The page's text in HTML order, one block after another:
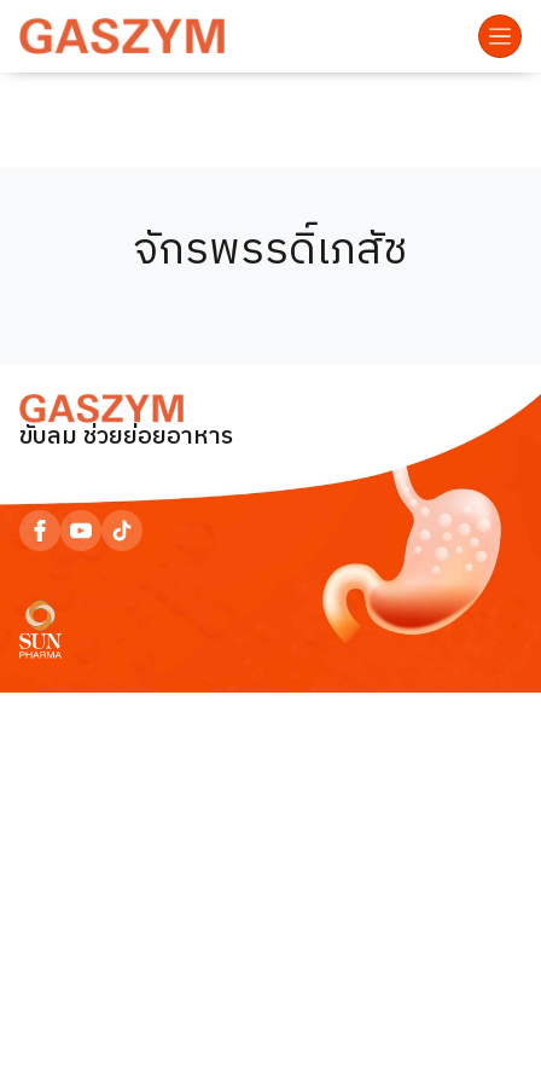
จักรพรรดิ์เภสัช
ขับลม ช่วยย่อยอาหาร